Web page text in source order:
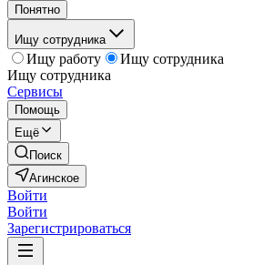
Понятно
Ищу сотрудника
Ищу работу
Ищу сотрудника
Ищу сотрудника
Сервисы
Помощь
Ещё
Поиск
Агинское
Войти
Войти
Зарегистрироваться